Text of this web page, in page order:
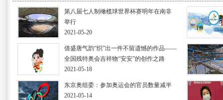
第八届七人制橄榄球世界杯赛明年在南非
举行
2021-05-20
借盛唐气韵“织”出一件不留遗憾的作品——
全国残特奥会吉祥物“安安”的创作之路
2021-05-18
东京奥组委：参加奥运会的官员数量减半
2021-05-14